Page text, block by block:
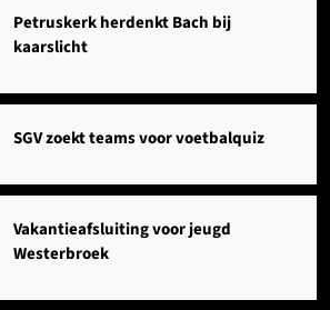
Petruskerk herdenkt Bach bij
kaarslicht
SGV zoekt teams voor voetbalquiz
Vakantieafsluiting voor jeugd
Westerbroek